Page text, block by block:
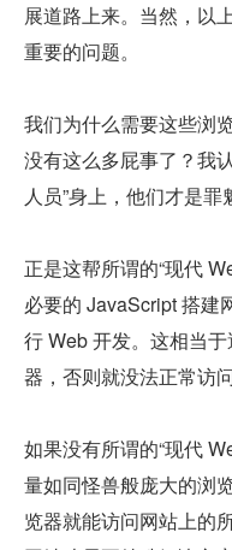
展道路上来。当然，以
重要的问题。
我们为什么需要这些浏
没有这么多屁事了？我
人员”身上，他们才是罪
正是这帮所谓的“现代
必要的 JavaScript 搭建
行 Web 开发。这相当
器，否则就没法正常访
如果没有所谓的“现代
量如同怪兽般庞大的浏
览器就能访问网站上的